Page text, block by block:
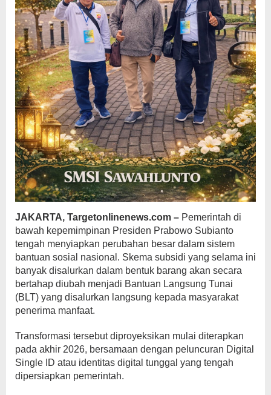
JAKARTA, Targetonlinenews.com – Pemerintah di
bawah kepemimpinan Presiden Prabowo Subianto
tengah menyiapkan perubahan besar dalam sistem
bantuan sosial nasional. Skema subsidi yang selama ini
banyak disalurkan dalam bentuk barang akan secara
bertahap diubah menjadi Bantuan Langsung Tunai
(BLT) yang disalurkan langsung kepada masyarakat
penerima manfaat.
Transformasi tersebut diproyeksikan mulai diterapkan
pada akhir 2026, bersamaan dengan peluncuran Digital
Single ID atau identitas digital tunggal yang tengah
dipersiapkan pemerintah.